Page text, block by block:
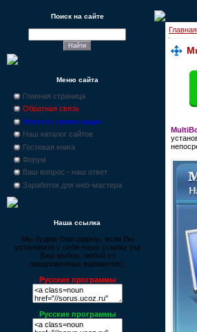
Поиск на сайте
Меню сайта
Главная страница
Обратная связь
Новости, промо-акции
Наш каталог сайтов
Гостевая книга
Форум
Ваш вопрос - наш ответ
Заработок для web-мастера
Наша ссылка
Мы будем благодарны, если Вы
установите у себя нашу ссылку (на
Ваш выбор, любой из
предложенных вариантов):
Русские программы
Русские программы
Главная